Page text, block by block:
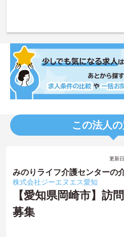
この法人
更新
みのりライフ介護センターの
株式会社ジーエヌエス愛知
【愛知県岡崎市】訪
募集